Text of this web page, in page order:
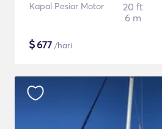
Kapal Pesiar Motor
20 ft
6 m
$677 /hari